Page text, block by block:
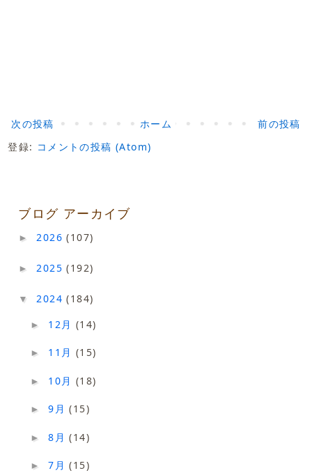
次の投稿 前の投稿
ホーム
登録: コメントの投稿 (Atom)
ブログ アーカイブ
► 2026(107)
► 2025(192)
▼ 2024(184)
► 12月 (14)
► 11月 (15)
► 10月 (18)
►9月(15)
►8月(14)
►7月(15)